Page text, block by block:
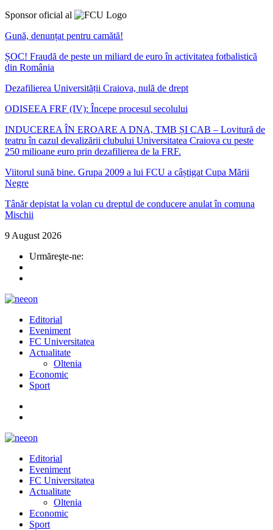
Sponsor oficial al
Gună, denunțat pentru camătă!
ȘOC! Fraudă de peste un miliard de euro în activitatea fotbalistică
din România
Dezafilierea Universității Craiova, nulă de drept
ODISEEA FRF (IV): Începe procesul secolului
INDUCEREA ÎN EROARE A DNA, TMB ȘI CAB – Lovitură de
teatru în cazul devalizării clubului Universitatea Craiova cu peste
250 milioane euro prin dezafilierea de la FRF.
Viitorul sună bine. Grupa 2009 a lui FCU a câștigat Cupa Mării
Negre
Tânăr depistat la volan cu dreptul de conducere anulat în comuna
Mischii
9 August 2026
Urmăreşte-ne:
Editorial
Eveniment
FC Universitatea
Actualitate
Oltenia
Economic
Sport
Editorial
Eveniment
FC Universitatea
Actualitate
Oltenia
Economic
Sport